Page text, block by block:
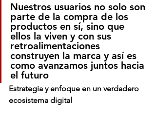
Nuestros usuarios no solo son
parte de la compra de los
productos en sí, sino que
ellos la viven y con sus
retroalimentaciones
construyen la marca y así es
como avanzamos juntos hacia
el futuro
Estrategia y enfoque en un verdadero
ecosistema digital